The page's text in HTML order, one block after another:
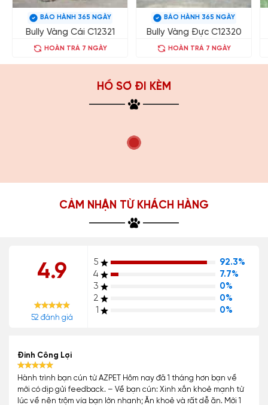
BẢO HÀNH 365 NGÀY
Bully Vàng Cái C12321
HOÀN TRẢ 7 NGÀY
BẢO HÀNH 365 NGÀY
Bully Vàng Đực C12320
HOÀN TRẢ 7 NGÀY
HỒ SƠ ĐI KÈM
CẢM NHẬN TỪ KHÁCH HÀNG
4.9
52 đánh giá
5
92.3%
4
7.7%
3
0%
2
0%
1
0%
Đinh Công Lợi
Hành trình bạn cún từ AZPET Hôm nay đã 1 tháng hơn bạn về
mới có dịp gửi feedback. – Về bạn cún: Xinh xắn khoẻ mạnh từ
lúc về nên trộm vía bạn lớn nhanh; Ăn khoẻ và rất dễ ăn. Mới 1